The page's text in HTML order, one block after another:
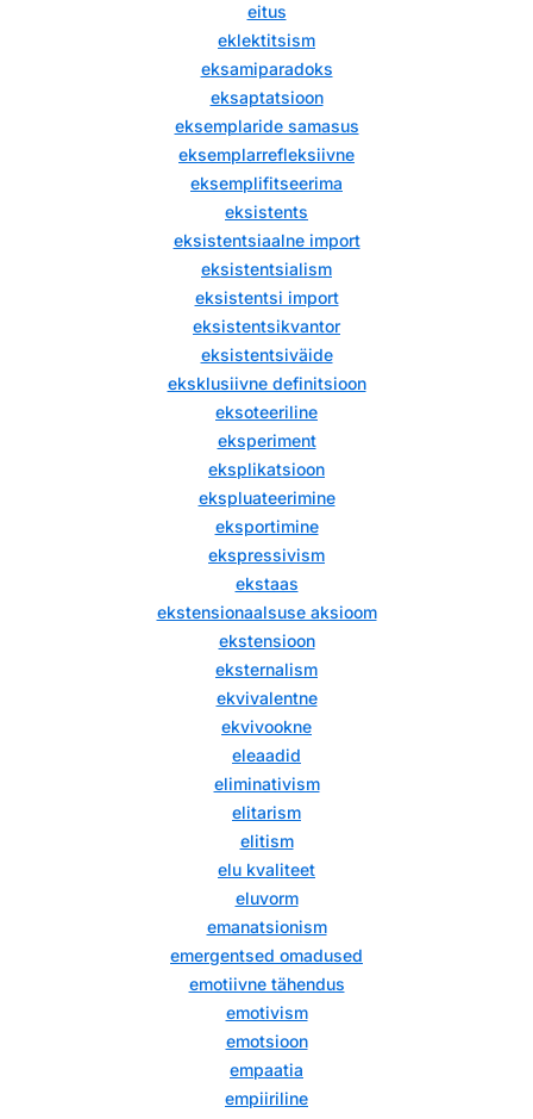
eitus
eklektitsism
eksamiparadoks
eksaptatsioon
eksemplaride samasus
eksemplarrefleksiivne
eksemplifitseerima
eksistents
eksistentsiaalne import
eksistentsialism
eksistentsi import
eksistentsikvantor
eksistentsiväide
eksklusiivne definitsioon
eksoteeriline
eksperiment
eksplikatsioon
ekspluateerimine
eksportimine
ekspressivism
ekstaas
ekstensionaalsuse aksioom
ekstensioon
eksternalism
ekvivalentne
ekvivookne
eleaadid
eliminativism
elitarism
elitism
elu kvaliteet
eluvorm
emanatsionism
emergentsed omadused
emotiivne tähendus
emotivism
emotsioon
empaatia
empiiriline